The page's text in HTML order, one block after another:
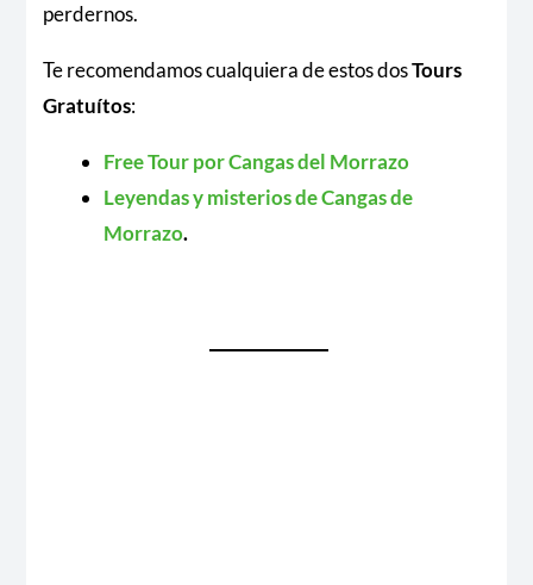
perdernos.
Te recomendamos cualquiera de estos dosTours
Gratuítos:
Free Tour por Cangas del Morrazo
Leyendas y misterios de Cangas de
Morrazo.